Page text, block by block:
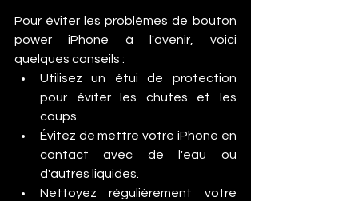
Pour éviter les problèmes de bouton
power iPhone à l'avenir, voici
quelques conseils :
Utilisez un étui de protection
pour éviter les chutes et les
coups.
Évitez de mettre votre iPhone en
contact avec de l'eau ou
d'autres liquides.
Nettoyez régulièrement votre